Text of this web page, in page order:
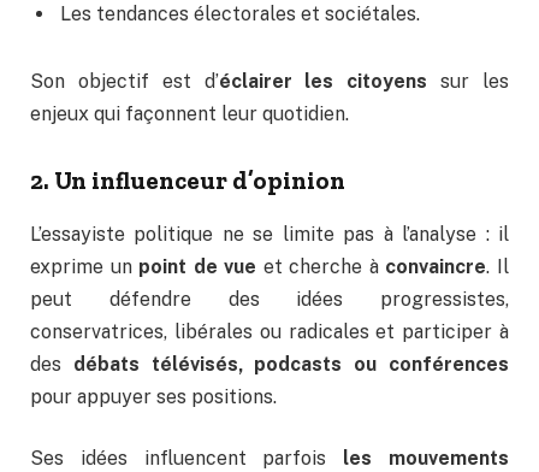
Les tendances électorales et sociétales.
Son objectif est d’éclairer les citoyens sur les
enjeux qui façonnent leur quotidien.
2. Un influenceur d’opinion
L’essayiste politique ne se limite pas à l’analyse : il
exprime un point de vue et cherche à convaincre. Il
peut défendre des idées progressistes,
conservatrices, libérales ou radicales et participer à
des débats télévisés, podcasts ou conférences
pour appuyer ses positions.
Ses idées influencent parfois les mouvements